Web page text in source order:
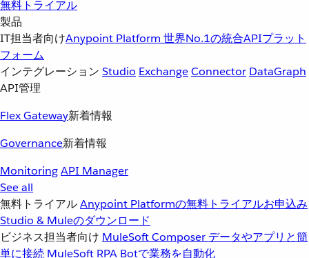
無料トライアル
製品
IT担当者向けAnypoint Platform 世界No.1の統合APIプラット
フォーム
インテグレーション Studio ExchangeConnector DataGraph
API管理
Flex Gateway新着情報
Governance新着情報
MonitoringAPI Manager
See all
無料トライアルAnypoint Platformの無料トライアルお申込み
Studio & Muleのダウンロード
ビジネス担当者向け MuleSoft Composer データやアプリと簡
単に接続 MuleSoft RPA Botで業務を自動化